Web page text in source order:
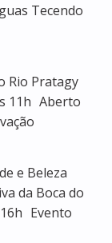
Tecendo
Rio Pratagy
11h Aberto
e Beleza
da Boca do
Evento